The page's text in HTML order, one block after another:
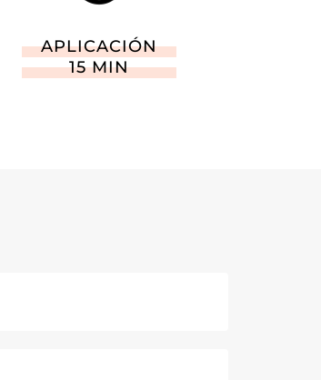
APLICACIÓN
15 MIN